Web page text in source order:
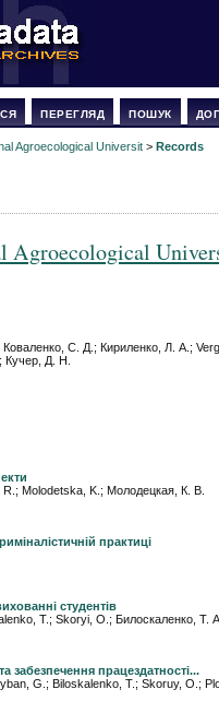
ПЕРЕГЛЯД ПОШУК
Agroecological Universit >Records
Agroecological
С. Д.; Кириленко, Л. А.;
Кучер, Д. Н.
Molodetska, K.; Молодецкая, К. В.
практиці
студентів
T.; Skoryi, O.; Билоскаленко, Т.
забезпечення працездатності...
G.; Biloskalenko, T.; Skoruy, O.;